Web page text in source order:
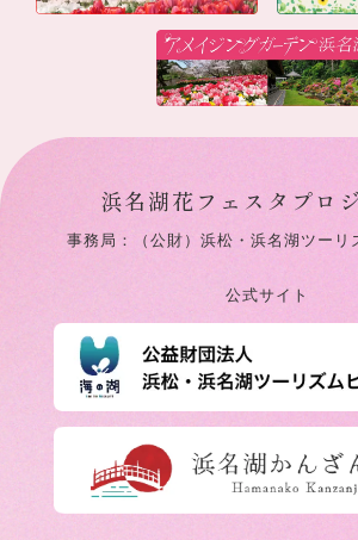
浜名湖花フェスタプロ
事務局：（公財）浜松・浜名湖ツーリ
公式サイト